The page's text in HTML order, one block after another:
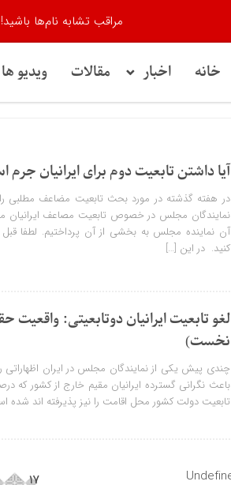
خانه اخبار مقالات ویدیو ها
آیا داشتن تابعیت دوم برای ایرانیان
در هفته گذشته در مورد بحث تابعیت مضاعف مطلبی
نمایندگان مجلس در خصوص تابعیت مصاعف ایرانیان
آن نماینده مجلس به بخشی از آن پرداختیم. لطفا قبل
کنید. در این […]
لغو تابعیت ایرانیان دوتابعیتی:
نخست)
چندی پیش یکی از نمایندگان مجلس در ایران اظهاراتی
باعث نگرانی گسترده ایرانیان مقیم خارج از کشور که
تابعیت دولت کشور محل اقامت را نیز پذیرفته اند
17
مراقب تشابه نام‌ها